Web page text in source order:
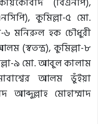
কুমিল্লা-৫ মো.
৬ মনিরুল হক চৌধুরী
(স্বতন্ত্র), কুমিল্লা-৮
৯ মো. আবুল কালাম
আলম ভুঁইয়া
আব্দুল্লাহ মোহাম্মাদ